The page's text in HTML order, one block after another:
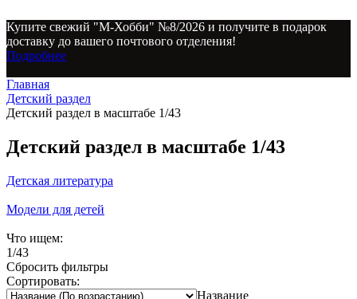
Купите свежий "М-Хобби" №8/2026 и получите в подарок
доставку до вашего почтового отделения!
Подробнее
Главная
Детский раздел
Детский раздел в масштабе 1/43
Детский раздел в масштабе 1/43
Детская литература
Модели для детей
Что ищем:
1/43
Сбросить фильтры
Сортировать:
Название